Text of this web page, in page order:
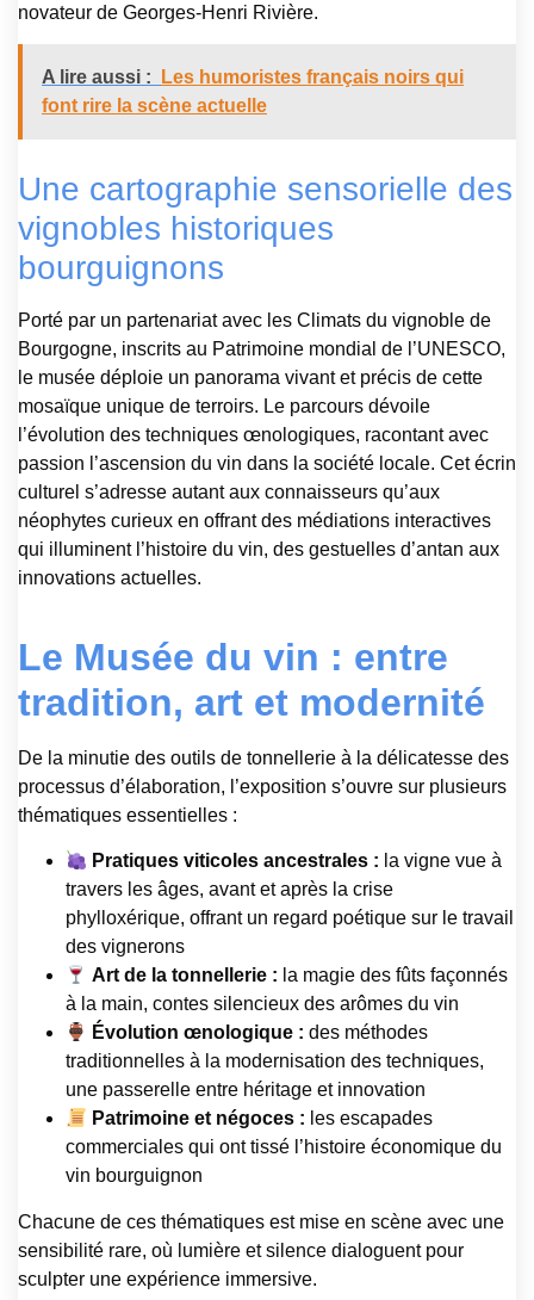
novateur de Georges-Henri Rivière.
A lire aussi :
Les humoristes français noirs qui
font rire la scène actuelle
Une cartographie sensorielle des
vignobles historiques
bourguignons
Porté par un partenariat avec les Climats du vignoble de
Bourgogne, inscrits au Patrimoine mondial de l’UNESCO,
le musée déploie un panorama vivant et précis de cette
mosaïque unique de terroirs. Le parcours dévoile
l’évolution des techniques œnologiques, racontant avec
passion l’ascension du vin dans la société locale. Cet écrin
culturel s’adresse autant aux connaisseurs qu’aux
néophytes curieux en offrant des médiations interactives
qui illuminent l’histoire du vin, des gestuelles d’antan aux
innovations actuelles.
Le Musée du vin : entre
tradition, art et modernité
De la minutie des outils de tonnellerie à la délicatesse des
processus d’élaboration, l’exposition s’ouvre sur plusieurs
thématiques essentielles :
Pratiques viticoles ancestrales : la vigne vue à
travers les âges, avant et après la crise
phylloxérique, offrant un regard poétique sur le travail
des vignerons
Art de la tonnellerie : la magie des fûts façonnés
à la main, contes silencieux des arômes du vin
Évolution œnologique : des méthodes
traditionnelles à la modernisation des techniques,
une passerelle entre héritage et innovation
Patrimoine et négoces : les escapades
commerciales qui ont tissé l’histoire économique du
vin bourguignon
Chacune de ces thématiques est mise en scène avec une
sensibilité rare, où lumière et silence dialoguent pour
sculpter une expérience immersive.